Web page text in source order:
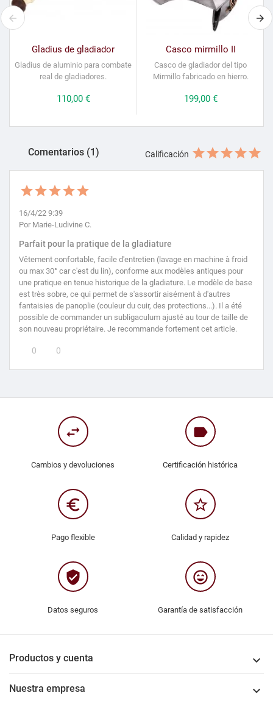
Gladius de gladiador
Gladius de aluminio para combate
real de gladiadores.
Precio
110,00 €
Casco mirmillo II
Casco de gladiador del tipo
Mirmillo fabricado en hierro.
Precio
199,00 €
Comentarios (1) Calificación
16/4/22 9:39
Por Marie-Ludivine C.
Parfait pour la pratique de la gladiature
Vêtement confortable, facile d'entretien (lavage en machine à froid
ou max 30° car c'est du lin), conforme aux modèles antiques pour
une pratique en tenue historique de la gladiature. Le modèle de base
est très sobre, ce qui permet de s'assortir aisément à d'autres
fantaisies de panoplie (couleur du cuir, des protections...). Il a été
possible de commander un subligaculum ajusté au tour de taille de
son nouveau propriétaire. Je recommande fortement cet article.
0 0
swap_horiz
Cambios y devoluciones
label
Certificación histórica
euro_symbol
Pago flexible
star_border
Calidad y rapidez
verified_user
Datos seguros
sentiment_very_satisfied
Garantía de satisfacción
Productos y cuenta 
Nuestra empresa 